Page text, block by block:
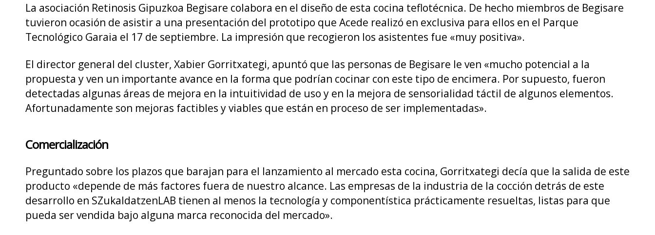
La asociación Retinosis Gipuzkoa Begisare colabora en el diseño de esta cocina teflotécnica. De hecho miembros de Begisare
tuvieron ocasión de asistir a una presentación del prototipo que Acede realizó en exclusiva para ellos en el Parque
Tecnológico Garaia el 17 de septiembre. La impresión que recogieron los asistentes fue «muy positiva».
El director general del cluster, Xabier Gorritxategi, apuntó que las personas de Begisare le ven «mucho potencial a la
propuesta y ven un importante avance en la forma que podrían cocinar con este tipo de encimera. Por supuesto, fueron
detectadas algunas áreas de mejora en la intuitividad de uso y en la mejora de sensorialidad táctil de algunos elementos.
Afortunadamente son mejoras factibles y viables que están en proceso de ser implementadas».
Comercialización
Preguntado sobre los plazos que barajan para el lanzamiento al mercado esta cocina, Gorritxategi decía que la salida de este
producto «depende de más factores fuera de nuestro alcance. Las empresas de la industria de la cocción detrás de este
desarrollo en SZukaldatzenLAB tienen al menos la tecnología y componentística prácticamente resueltas, listas para que
pueda ser vendida bajo alguna marca reconocida del mercado».